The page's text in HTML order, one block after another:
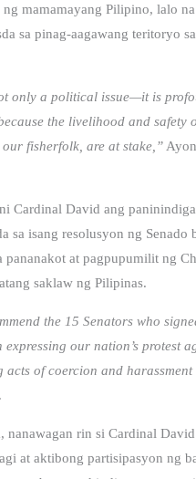
ng mamamayang Pilipino, lalo
sa pinag-aagawang teritoryo
only a political issue—it is
the livelihood and safety
fisherfolk, are at stake,”
Cardinal David ang
sa isang resolusyon ng Senado
pananakot at pagpupumilit ng
saklaw ng Pilipinas.
the 15 Senators who
expressing our nation’s protest
acts of coercion and
nanawagan rin si Cardinal David
at aktibong partisipasyon ng